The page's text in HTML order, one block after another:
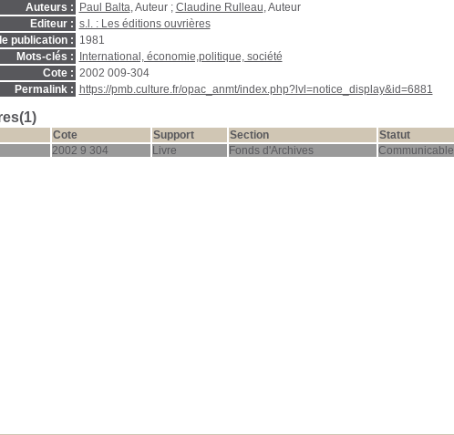
Auteurs :
Paul Balta, Auteur ; Claudine Rulleau, Auteur
Editeur : s.l. : Les éditions ouvrières
publication : 1981
Mots-clés :
International, économie,politique, société
Cote : 2002 009-304
Permalink :
https://pmb.culture.fr/opac_anmt/index.php?lvl=notice_display&id=6881
Cote Support Section Statut
2002 9 304 Livre Fonds d'Archives Communicable